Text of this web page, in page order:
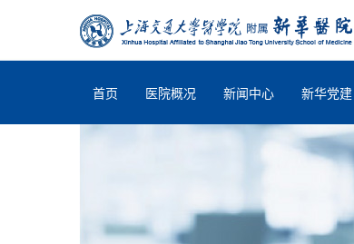
首页 医院概况 新闻中心 新华党建